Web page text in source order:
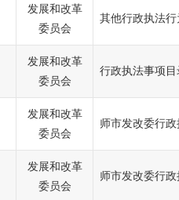
发展和改革
委员会
其他行政执法
发展和改革
委员会
行政执法事项
发展和改革
委员会
师市发改委行
发展和改革
委员会
师市发改委行